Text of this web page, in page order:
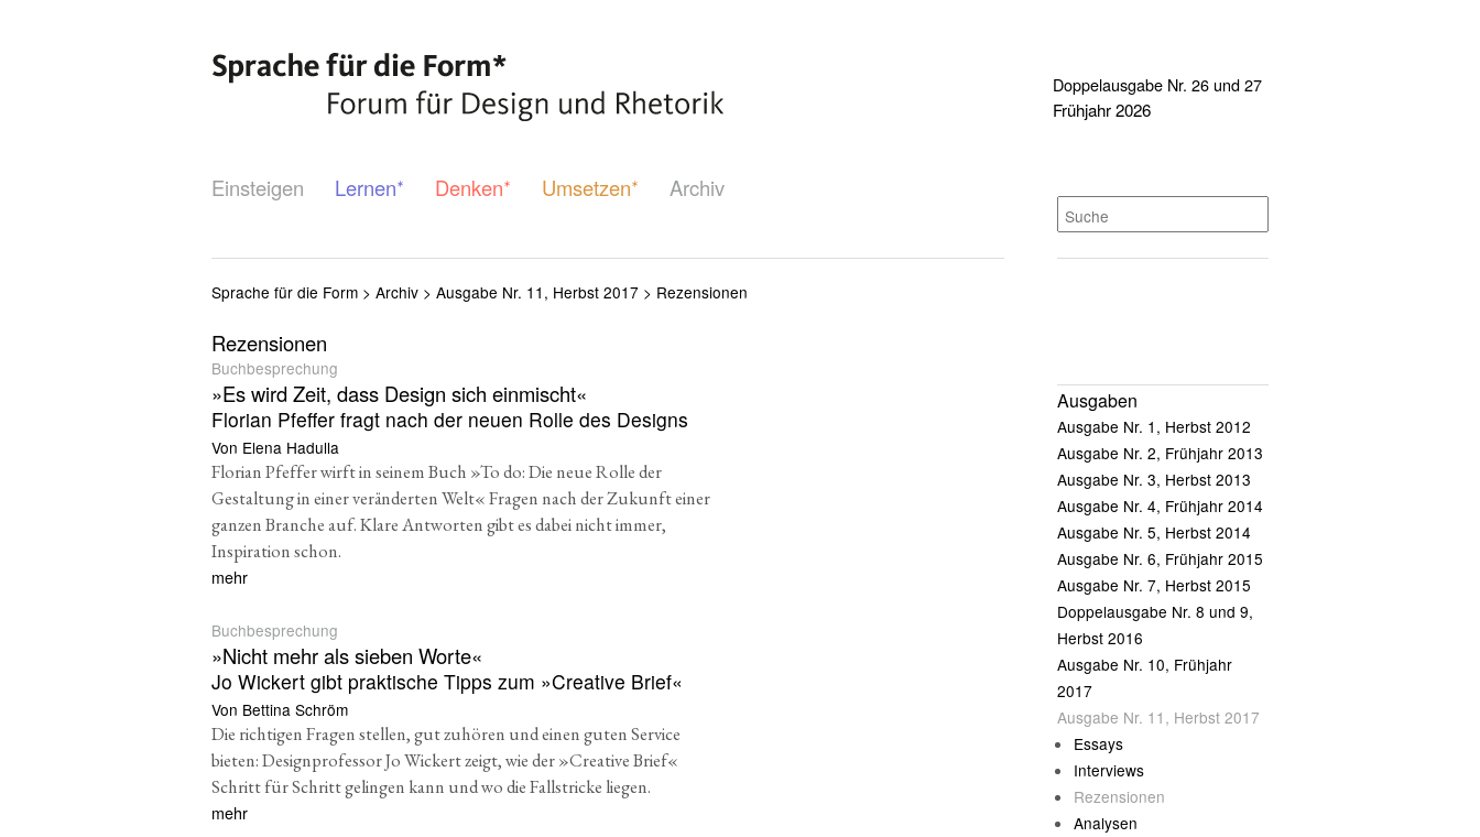
Einsteigen Lernen* Denken* Umsetzen* Archiv
Doppelausgabe Nr. 26 und 27
Frühjahr 2026
Sprache für die Form > Archiv > Ausgabe Nr. 11, Herbst 2017 > Rezensionen
Rezensionen
Buchbesprechung
»Es wird Zeit, dass Design sich einmischt«
Florian Pfeffer fragt nach der neuen Rolle des Designs
Von Elena Hadulla
Florian Pfeffer wirft in seinem Buch »To do: Die neue Rolle der
Gestaltung in einer veränderten Welt« Fragen nach der Zukunft einer
ganzen Branche auf. Klare Antworten gibt es dabei nicht immer,
Inspiration schon.
mehr
Buchbesprechung
»Nicht mehr als sieben Worte«
Jo Wickert gibt praktische Tipps zum »Creative Brief«
Von Bettina Schröm
Die richtigen Fragen stellen, gut zuhören und einen guten Service
bieten: Designprofessor Jo Wickert zeigt, wie der »Creative Brief«
Schritt für Schritt gelingen kann und wo die Fallstricke liegen.
mehr
Ausgaben
Ausgabe Nr. 1, Herbst 2012
Ausgabe Nr. 2, Frühjahr 2013
Ausgabe Nr. 3, Herbst 2013
Ausgabe Nr. 4, Frühjahr 2014
Ausgabe Nr. 5, Herbst 2014
Ausgabe Nr. 6, Früh­jahr 2015
Ausgabe Nr. 7, Herbst 2015
Doppelausgabe Nr. 8 und 9,
Herbst 2016
Ausgabe Nr. 10, Frühjahr
2017
Ausgabe Nr. 11, Herbst 2017
Essays
Interviews
Rezensionen
Analysen